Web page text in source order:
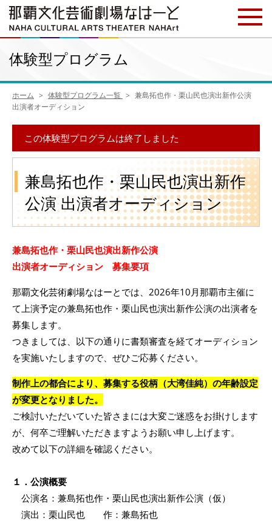
体験型プログラム
ホーム 体験型プログラム一覧
兼島拓也作・栗山民也演出新作公演
出演者オーディション
この体験型プログラムは終了しました
兼島拓也作・栗山民也演出新作
公演 出演者オーディション
兼島拓也作・栗山民也演出新作公演
出演者オーディション 募集要項
那覇文化芸術劇場なはーとでは、2026年10月那覇市主催に
て上演予定の兼島拓也作・栗山民也演出新作公演の出演者を
募集します。
つきましては、以下の通りに書類審査を経てオーディション
を実施いたしますので、ぜひご応募ください。
制作上の都合により、募集する役柄（大湾佳純）の年齢設定
が変更となりました。
ご検討いただいていた皆さまには大変ご迷惑をお掛けします
が、何卒ご理解いただきますようお願い申し上げます。
改めて以下の詳細を確認ください。
１．公演概要
公演名：兼島拓也作・栗山民也演出新作公演（仮）
演出：栗山民也 作：兼島拓也